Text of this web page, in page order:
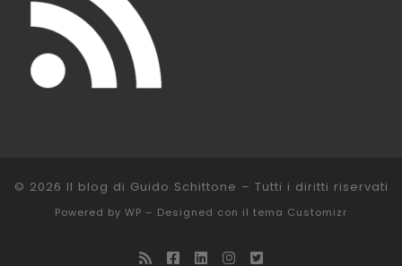
© 2026 Il blog di Guido Schittone – Tutti i diritti riservati
Powered by WP – Designed con il tema Customizr